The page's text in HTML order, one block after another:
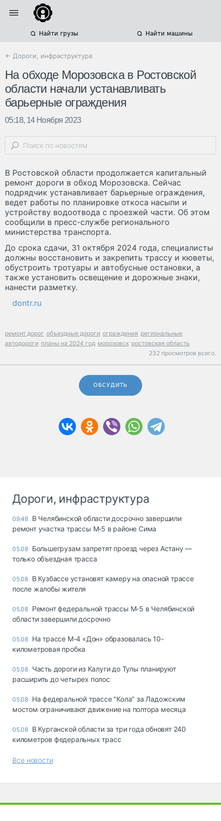
Найти грузы Найти машины
← Дороги, инфраструктура
На обходе Морозовска в Ростовской
области начали устанавливать
барьерные ограждения
05:18, 14 Ноября 2023
В Ростовской области продолжается капитальный
ремонт дороги в обход Морозовска. Сейчас
подрядчик устанавливает барьерные ограждения,
ведет работы по планировке откоса насыпи и
устройству водоотвода с проезжей части. Об этом
сообщили в пресс-службе регионального
министерства транспорта.
До срока сдачи, 31 октября 2024 года, специалисты
должны восстановить и закрепить трассу и кюветы,
обустроить тротуары и автобусные остановки, а
также установить освещение и дорожные знаки,
нанести разметку.
dontr.ru
ремонт дорог объездные дороги ограждения региональные
автодороги планы на 2024 год морозовск ростовская область
232 просмотров всего.
ОБСУДИТЬ
Дороги, инфраструктура
09:48 В Челябинской области досрочно завершили
ремонт участка трассы М‑5 в районе Сима
05.08 Большегрузам запретят проезд через Астану —
только объездная трасса
05.08 В Кузбассе установят камеру на опасной трассе
после жалобы жителя
05.08 Ремонт федеральной трассы М-5 в Челябинской
области завершили досрочно
05.08 На трассе М-4 «Дон» образовалась 10-
километровая пробка
05.08 Часть дороги из Калуги до Тулы планируют
расширить до четырех полос
05.08 На федеральной трассе "Кола" за Ладожским
мостом ограничивают движение на полтора месяца
05.08 В Курганской области за три года обновят 240
километров федеральных трасс
Все новости